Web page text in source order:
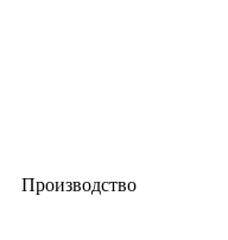
Производство